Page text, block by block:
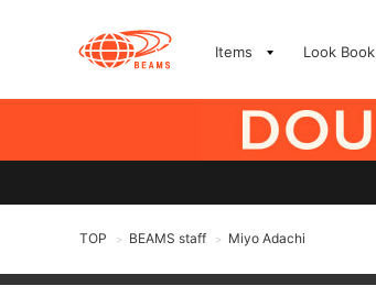
Items Look Book
TOP > BEAMS staff > Miyo Adachi